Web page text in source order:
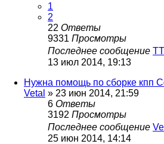
1
2
22 Ответы
9331 Просмотры
Последнее сообщение
13 июл 2014, 19:13
Нужна помощь по сборке кпп
Vetal » 23 июн 2014, 21:59
6 Ответы
3192 Просмотры
Последнее сообщение
25 июн 2014, 14:14